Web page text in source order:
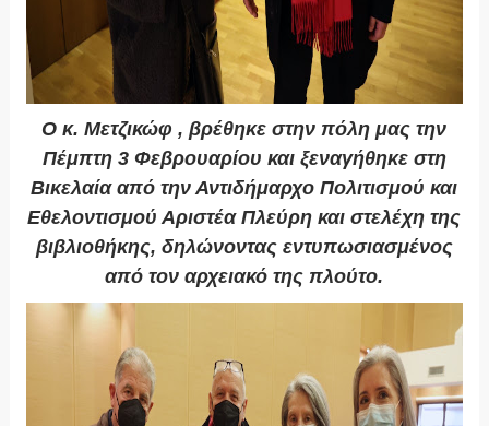
Ο κ. Μετζικώφ , βρέθηκε στην πόλη μας την
Πέμπτη 3 Φεβρουαρίου και ξεναγήθηκε στη
Βικελαία από την Αντιδήμαρχο Πολιτισμού και
Εθελοντισμού Αριστέα Πλεύρη και στελέχη της
βιβλιοθήκης, δηλώνοντας εντυπωσιασμένος
από τον αρχειακό της πλούτο.